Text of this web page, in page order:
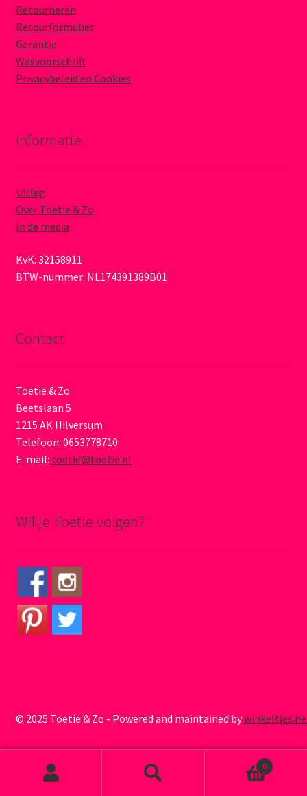
Retourneren
Retourformulier
Garantie
Wasvoorschrift
Privacybeleid en Cookies
Informatie
Uitleg
Over Toetie & Zo
In de media
KvK: 32158911
BTW-nummer: NL174391389B01
Contact
Toetie & Zo
Beetslaan 5
1215 AK Hilversum
Telefoon: 0653778710
E-mail: toetie@toetie.nl
Wil je Toetie volgen?
© 2025 Toetie & Zo - Powered and maintained by
Zoeken naar:
0